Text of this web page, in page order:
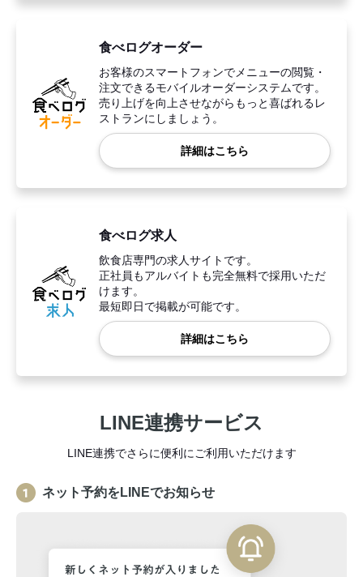
食べログオーダー
お客様のスマートフォンでメニューの閲覧・
注文できるモバイルオーダーシステムです。
売り上げを向上させながらもっと喜ばれるレ
ストランにしましょう。
詳細はこちら
食べログ求人
飲食店専門の求人サイトです。
正社員もアルバイトも完全無料で採用いただ
けます。
最短即日で掲載が可能です。
詳細はこちら
LINE連携サービス
LINE連携でさらに便利にご利用いただけます
ネット予約をLINEでお知らせ